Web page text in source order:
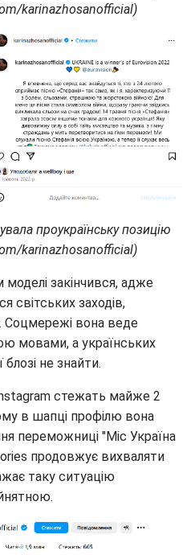
karinazhosanofficial)
проукраїнську позицію
karinazhosanofficial)
закінчився, адже
світських заходів,
Соцмережі вона веде
мовами, а українських
блозі не знайти.
стежать майже 2
в шапці профілю вона
переможниці "Міс Україна
продовжує вихваляти
таку ситуацію